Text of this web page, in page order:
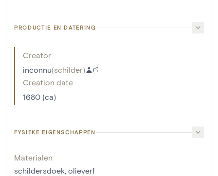
PRODUCTIE EN DATERING
Creator
inconnu(schilder)
Creation date
1680 (ca)
FYSIEKE EIGENSCHAPPEN
Materialen
schildersdoek, olieverf